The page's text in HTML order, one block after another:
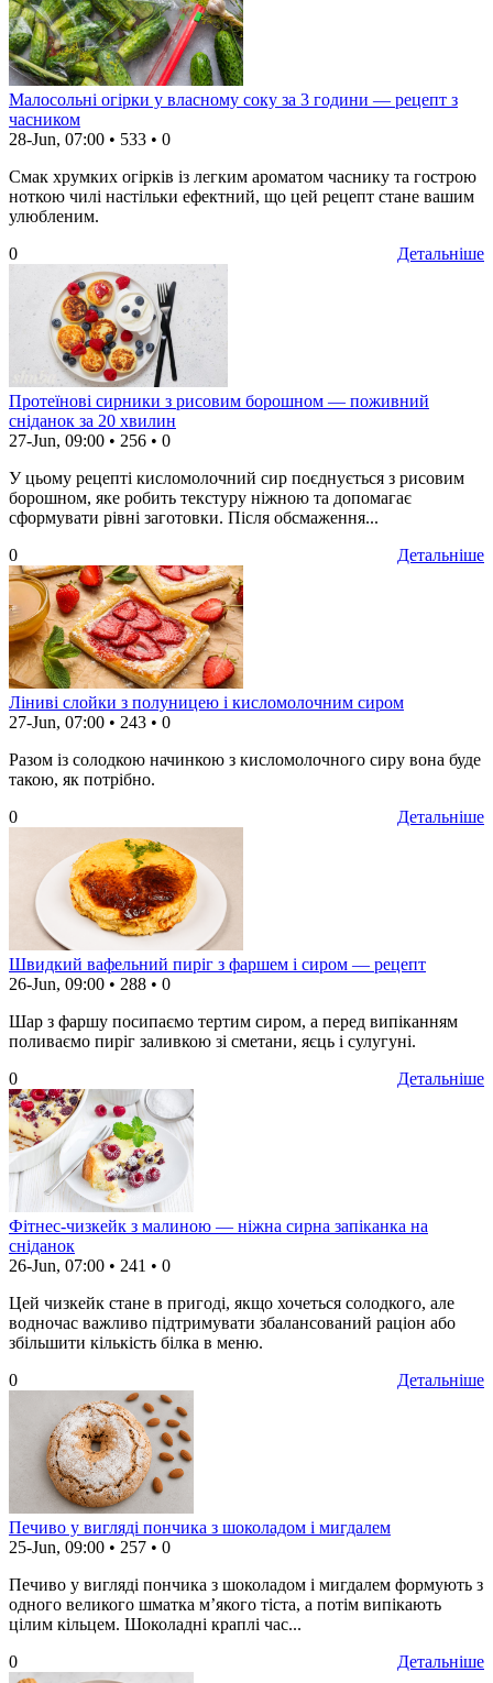
Малосольні огірки у власному соку за 3 години — рецепт з
часником
28-Jun, 07:00 • 533 • 0
Смак хрумких огірків із легким ароматом часнику та гострою
ноткою чилі настільки ефектний, що цей рецепт стане вашим
улюбленим.
Детальніше
0
Протеїнові сирники з рисовим борошном — поживний
сніданок за 20 хвилин
27-Jun, 09:00 • 256 • 0
У цьому рецепті кисломолочний сир поєднується з рисовим
борошном, яке робить текстуру ніжною та допомагає
сформувати рівні заготовки. Після обсмаження...
Детальніше
0
Ліниві слойки з полуницею і кисломолочним сиром
27-Jun, 07:00 • 243 • 0
Разом із солодкою начинкою з кисломолочного сиру вона буде
такою, як потрібно.
Детальніше
0
Швидкий вафельний пиріг з фаршем і сиром — рецепт
26-Jun, 09:00 • 288 • 0
Шар з фаршу посипаємо тертим сиром, а перед випіканням
поливаємо пиріг заливкою зі сметани, яєць і сулугуні.
Детальніше
0
Фітнес-чизкейк з малиною — ніжна сирна запіканка на
сніданок
26-Jun, 07:00 • 241 • 0
Цей чизкейк стане в пригоді, якщо хочеться солодкого, але
водночас важливо підтримувати збалансований раціон або
збільшити кількість білка в меню.
Детальніше
0
Печиво у вигляді пончика з шоколадом і мигдалем
25-Jun, 09:00 • 257 • 0
Печиво у вигляді пончика з шоколадом і мигдалем формують з
одного великого шматка м’якого тіста, а потім випікають
цілим кільцем. Шоколадні краплі час...
Детальніше
0